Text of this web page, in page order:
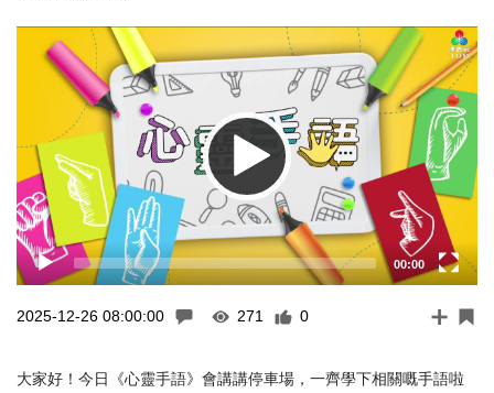
Video
Player
00:00
2025-12-26 08:00:00 271 0
大家好！今日《心靈手語》會講講停車場，一齊學下相關嘅手語啦